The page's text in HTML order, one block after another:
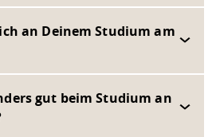
an Deinem Studium am
gut beim Studium an